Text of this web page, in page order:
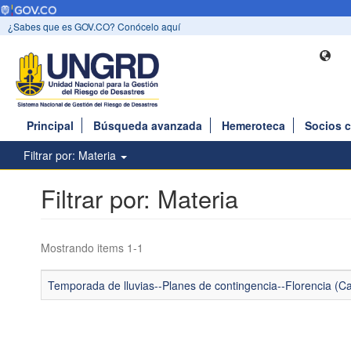
¿Sabes que es GOV.CO? Conócelo aquí
Principal Búsqueda avanzada Hemeroteca
Socios
Filtrar por: Materia
Filtrar por: Materia
Mostrando items 1-1
Temporada de lluvias--Planes de contingencia--Florencia